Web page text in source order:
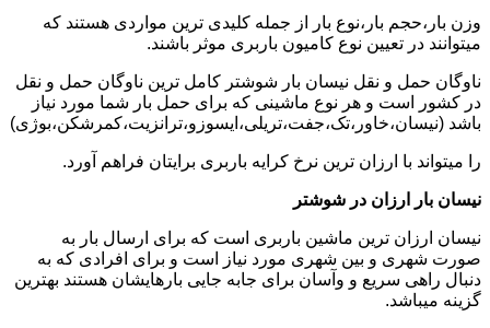
وزن بار،حجم بار،نوع بار از جمله کلیدی ترین مواردی هستند که
میتوانند در تعیین نوع کامیون باربری موثر باشند.
ناوگان حمل و نقل نیسان بار شوشتر کامل ترین ناوگان حمل و نقل
در کشور است و هر نوع ماشینی که برای حمل بار شما مورد نیاز
باشد (نیسان،خاور،تک،جفت،تریلی،ایسوزو،ترانزیت،کمرشکن،بوژی)
را میتواند با ارزان ترین نرخ کرایه باربری برایتان فراهم آورد.
نیسان بار ارزان در شوشتر
نیسان ارزان ترین ماشین باربری است که برای ارسال بار به
صورت شهری و بین شهری مورد نیاز است و برای افرادی که به
دنبال راهی سریع و وآسان برای جابه جایی بارهایشان هستند بهترین
گزینه میباشد.